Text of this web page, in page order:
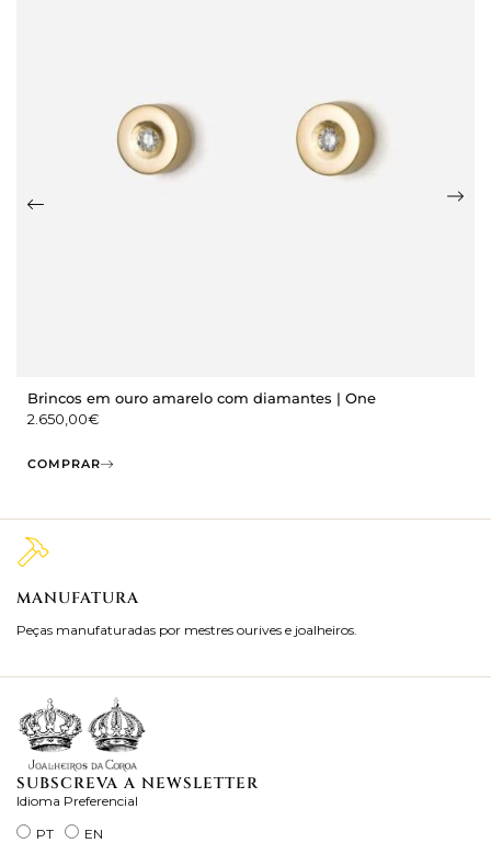
Brincos em ouro amarelo com diamantes | One
2.650,00€
COMPRAR
MANUFATURA
Peças manufaturadas por mestres ourives e joalheiros.
SUBSCREVA A NEWSLETTER
Idioma Preferencial
PT
EN